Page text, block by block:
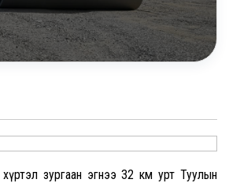
зургаан эгнээ 32 км урт Туулын